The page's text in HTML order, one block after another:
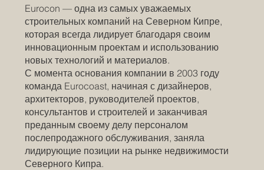
Eurocon — одна из самых уважаемых
строительных компаний на Северном Кипре,
которая всегда лидирует благодаря своим
инновационным проектам и использованию
новых технологий и материалов.
С момента основания компании в 2003 году
команда Eurocoast, начиная с дизайнеров,
архитекторов, руководителей проектов,
консультантов и строителей и заканчивая
преданным своему делу персоналом
послепродажного обслуживания, заняла
лидирующие позиции на рынке недвижимости
Северного Кипра.